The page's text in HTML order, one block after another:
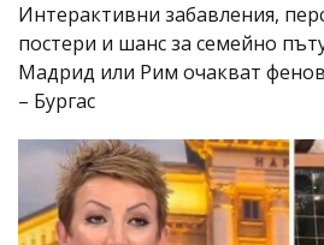
Интерактивни забавления,
постери и шанс за семейно
Мадрид или Рим очакват
– Бургас